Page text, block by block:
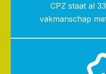
CPZ staat al
vakmanschap